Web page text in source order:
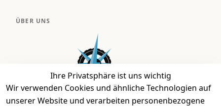
Ihre Privatsphäre ist uns wichtig
Wir verwenden Cookies und ähnliche Technologien auf
unserer Website und verarbeiten personenbezogene
ÜBER UNS